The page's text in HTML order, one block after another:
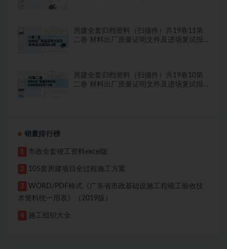
房建全套归档资料（扫描件）共19卷11第
二卷 材料出厂质量证明文件及进场复试报
房建全套归档资料（扫描件）共19卷10第
二卷 材料出厂质量证明文件及进场复试报
销量排行榜
1 市政全套竣工资料excel版
2 105套房建项目全过程施工方案
3
WORD/PDF格式《广东省市政基础设施工程竣工验收技
术资料统一用表》（2019版）
4 施工组织大全